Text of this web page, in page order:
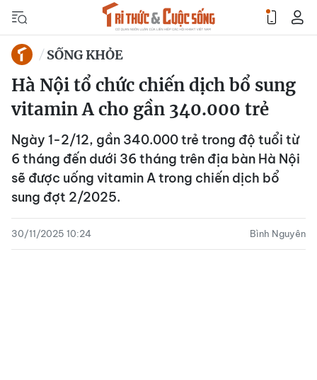
SỐNG KHỎE
Hà Nội tổ chức chiến dịch bổ sung
vitamin A cho gần 340.000 trẻ
Ngày 1-2/12, gần 340.000 trẻ trong độ tuổi từ
6 tháng đến dưới 36 tháng trên địa bàn Hà Nội
sẽ được uống vitamin A trong chiến dịch bổ
sung đợt 2/2025.
30/11/2025 10:24 Bình Nguyên